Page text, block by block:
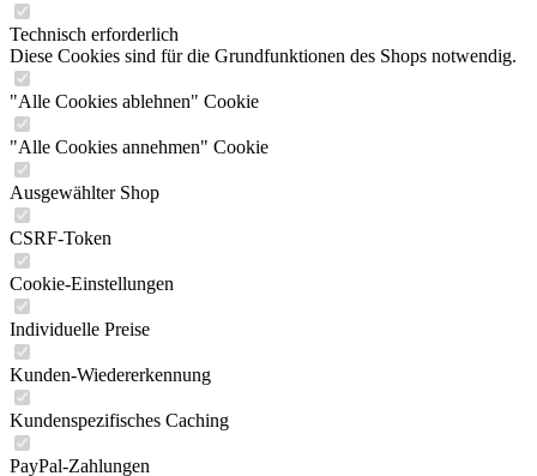
Technisch erforderlich
Diese Cookies sind für die Grundfunktionen des Shops notwendig.
"Alle Cookies ablehnen" Cookie
"Alle Cookies annehmen" Cookie
Ausgewählter Shop
CSRF-Token
Cookie-Einstellungen
Individuelle Preise
Kunden-Wiedererkennung
Kundenspezifisches Caching
PayPal-Zahlungen